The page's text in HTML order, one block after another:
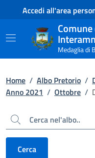
Contenuto principale
Piede di paginaAccedi all'area
Medaglia di
Home / Albo Pretorio /
Anno 2021 / Ottobre /
Cerca
Cerca